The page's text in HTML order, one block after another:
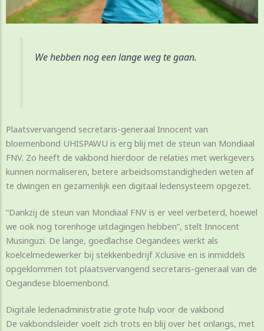
We hebben nog een lange weg te gaan.
Plaatsvervangend secretaris-generaal Innocent van
bloemenbond UHISPAWU is erg blij met de steun van Mondiaal
FNV. Zo heeft de vakbond hierdoor de relaties met werkgevers
kunnen normaliseren, betere arbeidsomstandigheden weten af
te dwingen en gezamenlijk een digitaal ledensysteem opgezet.
“Dankzij de steun van Mondiaal FNV is er veel verbeterd, hoewel
we ook nog torenhoge uitdagingen hebben”, stelt Innocent
Musinguzi. De lange, goedlachse Oegandees werkt als
koelcelmedewerker bij stekkenbedrijf Xclusive en is inmiddels
opgeklommen tot plaatsvervangend secretaris-generaal van de
Oegandese bloemenbond.
Digitale ledenadministratie grote hulp voor de vakbond
De vakbondsleider voelt zich trots en blij over het onlangs, met